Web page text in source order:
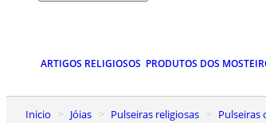
ARTIGOS RELIGIOSOS PRODUTOS DOS
Inicio Jóias Pulseiras religiosas